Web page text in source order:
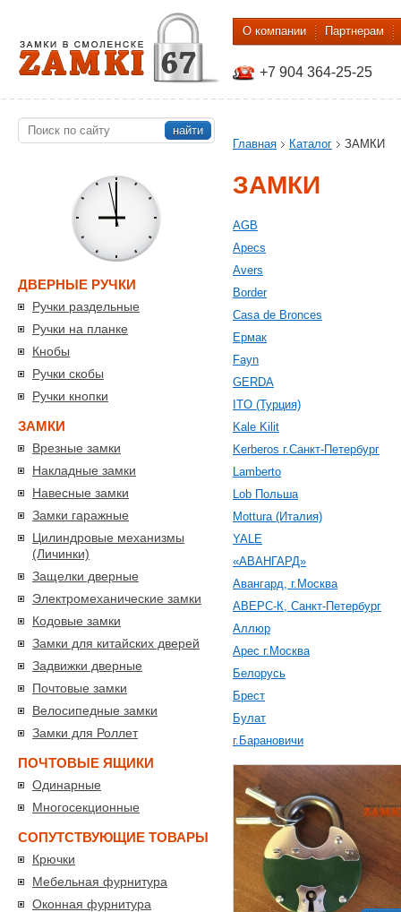
О компании Партнерам
+7 904 364-25-25
найти
ДВЕРНЫЕ РУЧКИ
Ручки раздельные
Ручки на планке
Кнобы
Ручки скобы
Ручки кнопки
ЗАМКИ
Врезные замки
Накладные замки
Навесные замки
Замки гаражные
Цилиндровые механизмы
(Личинки)
Защелки дверные
Электромеханические замки
Кодовые замки
Замки для китайских дверей
Задвижки дверные
Почтовые замки
Велосипедные замки
Замки для Роллет
ПОЧТОВЫЕ ЯЩИКИ
Одинарные
Многосекционные
СОПУТСТВУЮЩИЕ ТОВАРЫ
Крючки
Мебельная фурнитура
Оконная фурнитура
Главная Каталог ЗАМКИ
ЗАМКИ
AGB
Apecs
Avers
Border
Casa de Bronces
Eрмак
Fayn
GERDA
ITO (Турция)
Kale Kilit
Kerberos г.Санкт-Петербург
Lamberto
Lob Польша
Mottura (Италия)
YALE
«АВАНГАРД»
Авангард, г.Москва
АВЕРС-К, Санкт-Петербург
Аллюр
Арес г.Москва
Белорусь
Брест
Булат
г.Барановичи